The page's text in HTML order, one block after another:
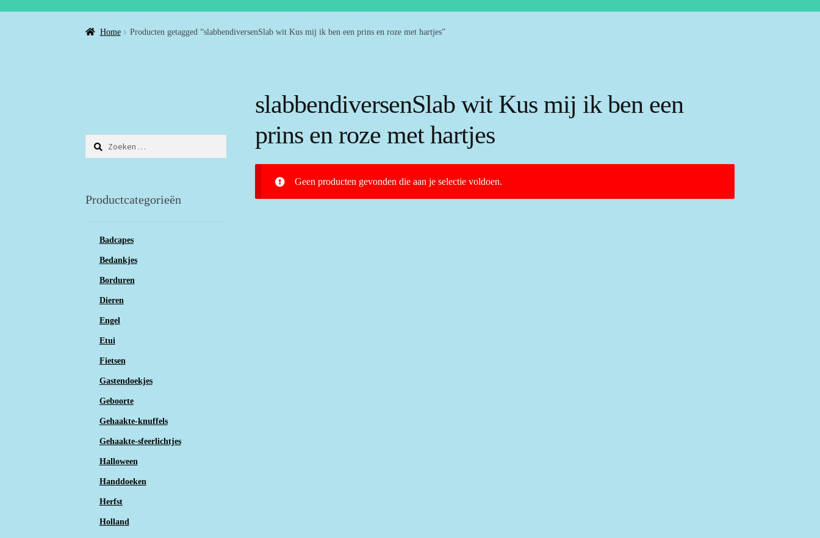
Home Producten getagged “slabbendiversenSlab wit Kus mij ik ben een prins en roze met hartjes”
slabbendiversenSlab wit Kus mij ik ben een
prins en roze met hartjes
Geen producten gevonden die aan je selectie voldoen.
naar:
Productcategorieën
Badcapes
Bedankjes
Borduren
Dieren
Engel
Etui
Fietsen
Gastendoekjes
Geboorte
Gehaakte-knuffels
Gehaakte-sfeerlichtjes
Halloween
Handdoeken
Herfst
Holland